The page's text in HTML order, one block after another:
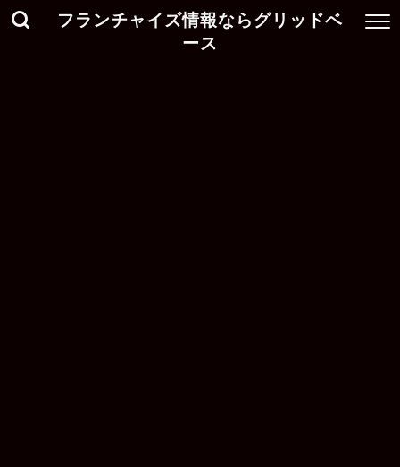
フランチャイズ情報ならグリッドベ
ース